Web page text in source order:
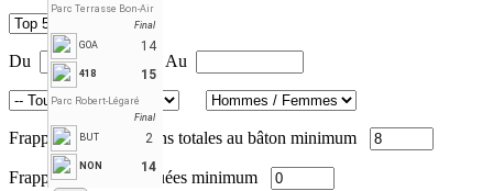
Parc Terrasse Bon-Air
Final
GOA
14
418 15
Parc Robert-Légaré
Final
BUT
2
NON 14
Du Au
Frappeurs -Apparitions totales au bâton minimum
Frappeurs Parties jouées minimum